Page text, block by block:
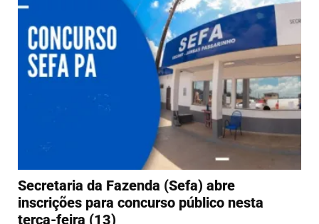
Secretaria da Fazenda (Sefa) abre
inscrições para concurso público nesta
terça-feira (13)